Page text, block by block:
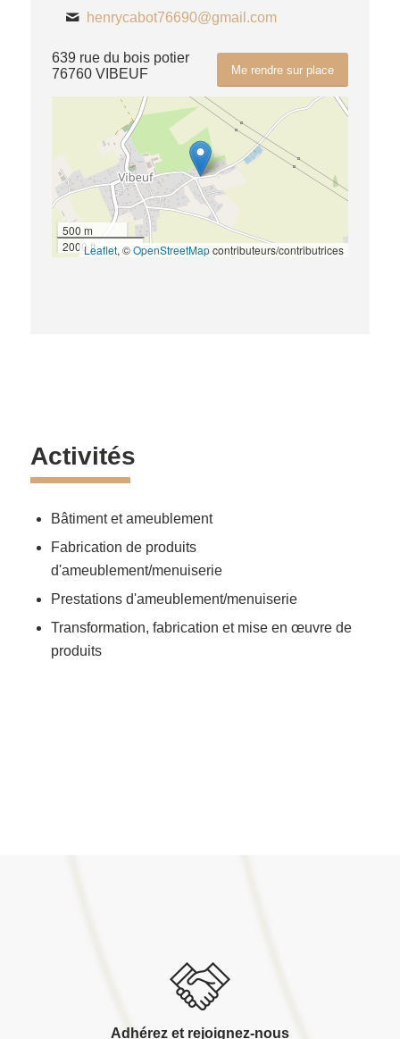
henrycabot76690@gmail.com
Me rendre sur place
639 rue du bois potier
76760 VIBEUF
500 m
2000 ftLeaflet, ©OpenStreetMapcontributeurs/contributrices
Activités
Bâtiment et ameublement
Fabrication de produits
d'ameublement/menuiserie
Prestations d'ameublement/menuiserie
Transformation, fabrication et mise en œuvre de
produits
Adhérez et rejoignez-nous